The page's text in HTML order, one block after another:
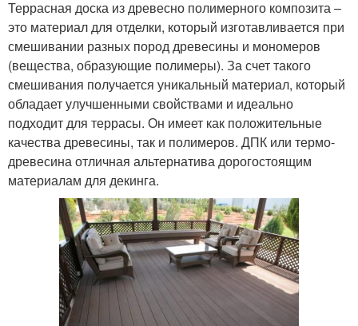
Террасная доска из древесно полимерного композита –
это материал для отделки, который изготавливается при
смешивании разных пород древесины и мономеров
(вещества, образующие полимеры). За счет такого
смешивания получается уникальный материал, который
обладает улучшенными свойствами и идеально
подходит для террасы. Он имеет как положительные
качества древесины, так и полимеров. ДПК или термо-
древесина отличная альтернатива дорогостоящим
материалам для декинга.